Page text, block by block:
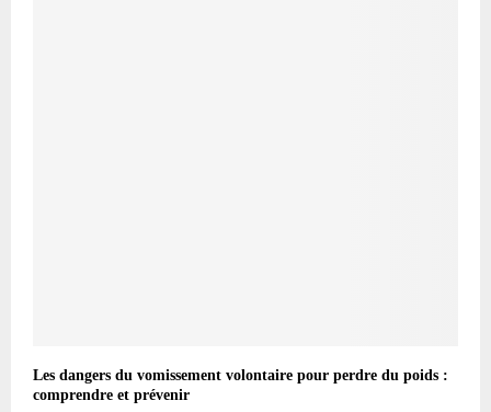
Les dangers du vomissement volontaire pour perdre du poids :
comprendre et prévenir